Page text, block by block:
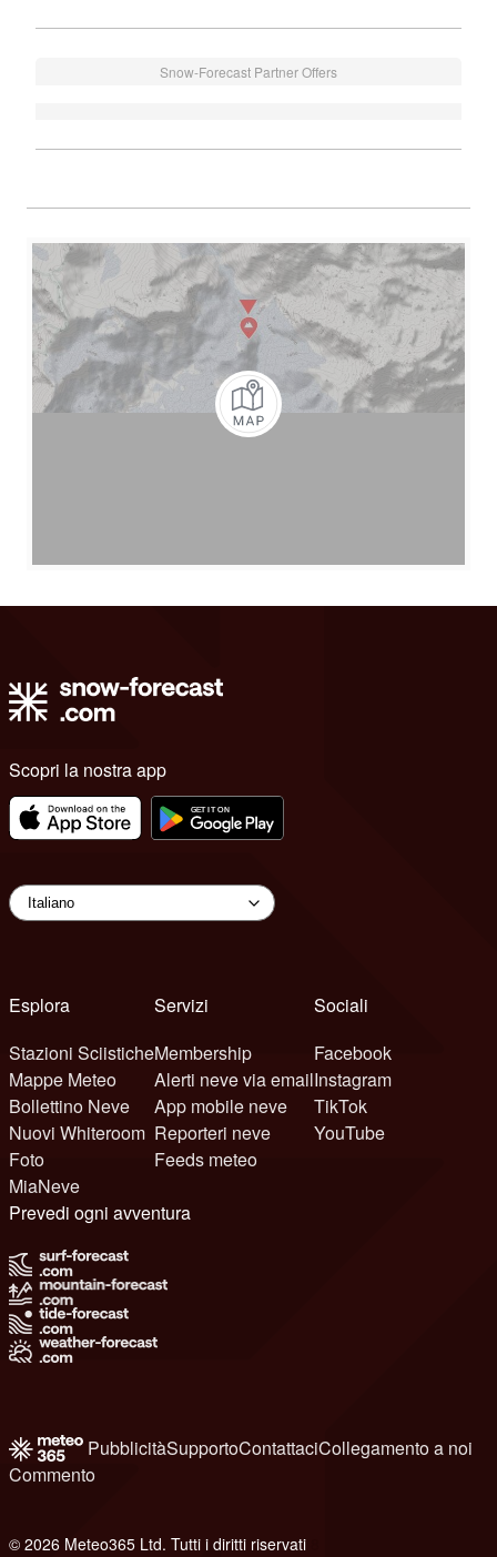
Snow-Forecast Partner Offers
Scopri la nostra app
Esplora
Stazioni Sciistiche
Mappe Meteo
Bollettino Neve
Nuovi Whiteroom
Foto
MiaNeve
Servizi
Membership
Alerti neve via email
App mobile neve
Reporteri neve
Feeds meteo
Sociali
Facebook
Instagram
TikTok
YouTube
Prevedi ogni avventura
PubblicitàSupportoContattaciCollegamento a noi
Commento
© 2026 Meteo365 Ltd. Tutti i diritti riservati